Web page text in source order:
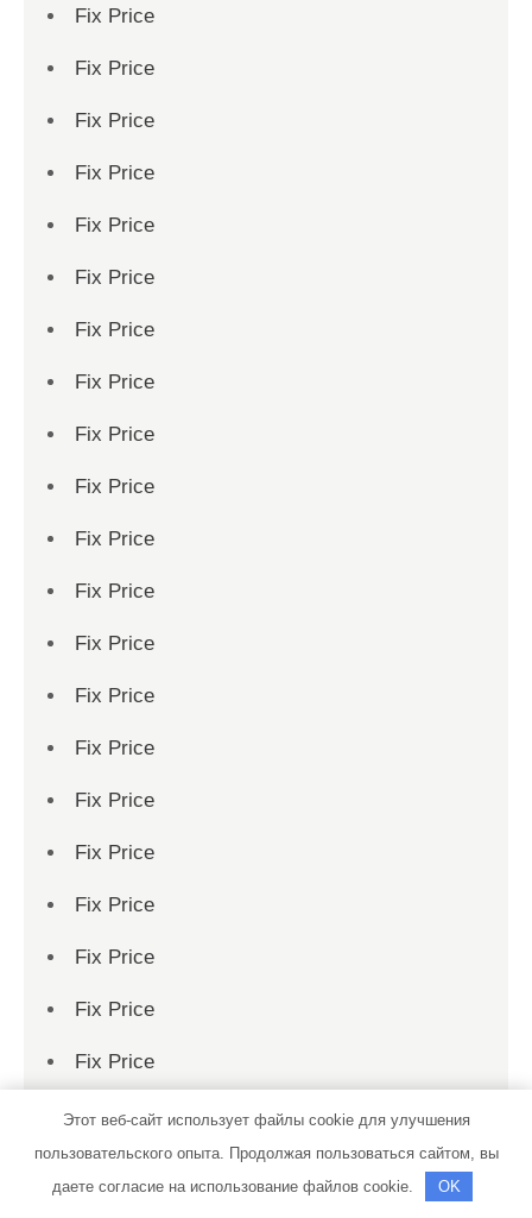
Fix Price
Fix Price
Fix Price
Fix Price
Fix Price
Fix Price
Fix Price
Fix Price
Fix Price
Fix Price
Fix Price
Fix Price
Fix Price
Fix Price
Fix Price
Fix Price
Fix Price
Fix Price
Fix Price
Fix Price
Fix Price
Fix Price
Fix Price
Этот веб-сайт использует файлы cookie для улучшения
пользовательского опыта. Продолжая пользоваться сайтом, вы
даете согласие на использование файлов cookie.
OK